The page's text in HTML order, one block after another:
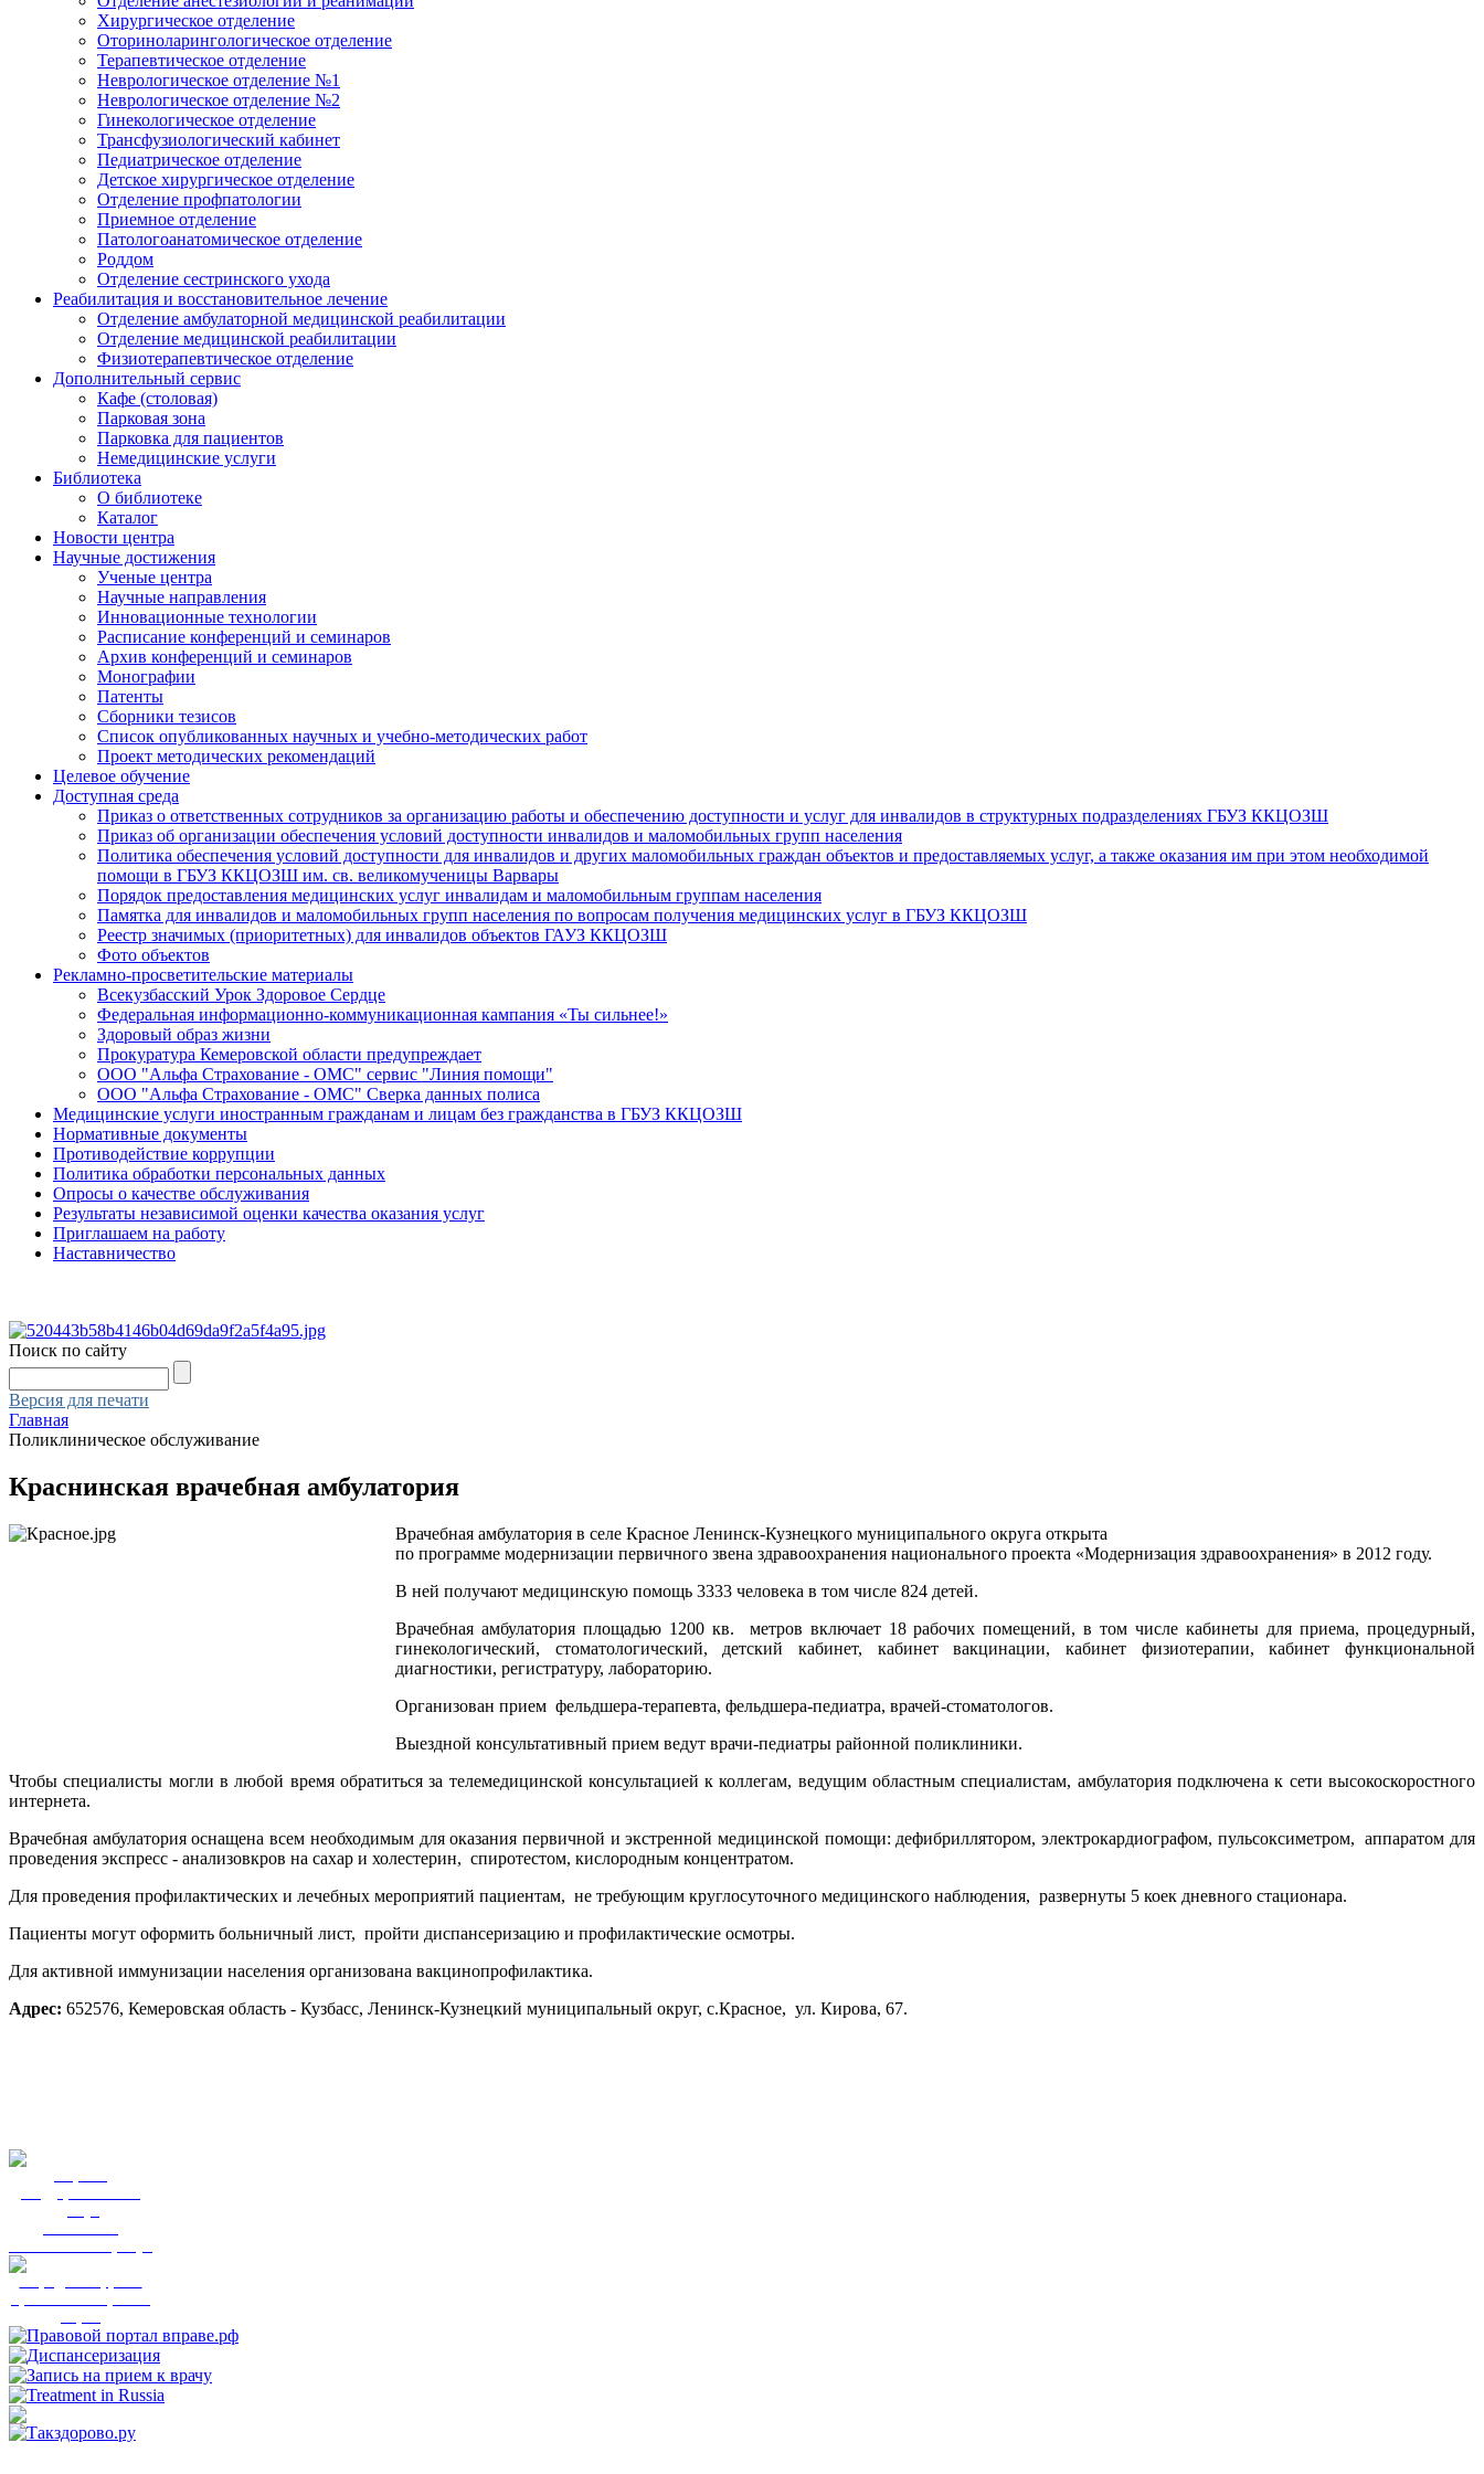
Хирургическое отделение
Оториноларингологическое отделение
Терапевтическое отделение
Неврологическое отделение №1
Неврологическое отделение №2
Гинекологическое отделение
Трансфузиологический кабинет
Педиатрическое отделение
Детское хирургическое отделение
Отделение профпатологии
Приемное отделение
Патологоанатомическое отделение
Роддом
Отделение сестринского ухода
Реабилитация и восстановительное лечение
Отделение амбулаторной медицинской реабилитации
Отделение медицинской реабилитации
Физиотерапевтическое отделение
Дополнительный сервис
Кафе (столовая)
Парковая зона
Парковка для пациентов
Немедицинские услуги
Библиотека
О библиотеке
Каталог
Новости центра
Научные достижения
Ученые центра
Научные направления
Инновационные технологии
Расписание конференций и семинаров
Архив конференций и семинаров
Монографии
Патенты
Сборники тезисов
Список опубликованных научных и учебно-методических работ
Проект методических рекомендаций
Целевое обучение
Доступная среда
Приказ о ответственных сотрудников за организацию работы и обеспечению доступности и услуг для инвалидов в структурных подразделениях ГБУЗ ККЦОЗШ
Приказ об организации обеспечения условий доступности инвалидов и маломобильных групп населения
Политика обеспечения условий доступности для инвалидов и других маломобильных граждан объектов и предоставляемых услуг, а также оказания им при этом необходимой
помощи в ГБУЗ ККЦОЗШ им. св. великомученицы Варвары
Порядок предоставления медицинских услуг инвалидам и маломобильным группам населения
Памятка для инвалидов и маломобильных групп населения по вопросам получения медицинских услуг в ГБУЗ ККЦОЗШ
Реестр значимых (приоритетных) для инвалидов объектов ГАУЗ ККЦОЗШ
Фото объектов
Рекламно-просветительские материалы
Всекузбасский Урок Здоровое Сердце
Федеральная информационно-коммуникационная кампания «Ты сильнее!»
Здоровый образ жизни
Прокуратура Кемеровской области предупреждает
ООО "Альфа Страхование - ОМС" сервис "Линия помощи"
ООО "Альфа Страхование - ОМС" Сверка данных полиса
Медицинские услуги иностранным гражданам и лицам без гражданства в ГБУЗ ККЦОЗШ
Нормативные документы
Противодействие коррупции
Политика обработки персональных данных
Опросы о качестве обслуживания
Результаты независимой оценки качества оказания услуг
Приглашаем на работу
Наставничество
Поиск по сайту
Версия для печати
Главная
Поликлиническое обслуживание
Краснинская врачебная амбулатория
Врачебная амбулатория в селе Красное Ленинск-Кузнецкого муниципального округа открыта
по программе модернизации первичного звена здравоохранения национального проекта «Модернизация здравоохранения» в 2012 году.
В ней получают медицинскую помощь 3333 человека в том числе 824 детей.
Врачебная амбулатория площадью 1200 кв. метров включает 18 рабочих помещений, в том числе кабинеты для приема, процедурный,
гинекологический, стоматологический, детский кабинет, кабинет вакцинации, кабинет физиотерапии, кабинет функциональной
диагностики, регистратуру, лабораторию.
Организован прием фельдшера-терапевта, фельдшера-педиатра, врачей-стоматологов.
Выездной консультативный прием ведут врачи-педиатры районной поликлиники.
Чтобы специалисты могли в любой время обратиться за телемедицинской консультацией к коллегам, ведущим областным специалистам, амбулатория подключена к сети высокоскоростного
интернета.
Врачебная амбулатория оснащена всем необходимым для оказания первичной и экстренной медицинской помощи: дефибриллятором, электрокардиографом, пульсоксиметром, аппаратом для
проведения экспресс - анализовкров на сахар и холестерин, спиротестом, кислородным концентратом.
Для проведения профилактических и лечебных мероприятий пациентам, не требующим круглосуточного медицинского наблюдения, развернуты 5 коек дневного стационара.
Пациенты могут оформить больничный лист, пройти диспансеризацию и профилактические осмотры.
Для активной иммунизации населения организована вакцинопрофилактика.
Адрес: 652576, Кемеровская область - Кузбасс, Ленинск-Кузнецкий муниципальный округ, с.Красное, ул. Кирова, 67.